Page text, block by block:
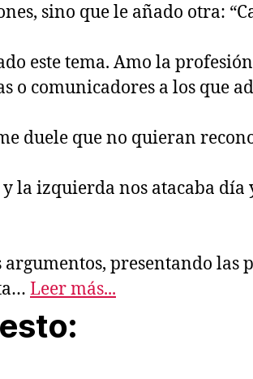
sino que le añado otra:
este tema. Amo la
comunicadores a los que
duele que no quieran
la izquierda nos atacaba
presentando
Leer más...